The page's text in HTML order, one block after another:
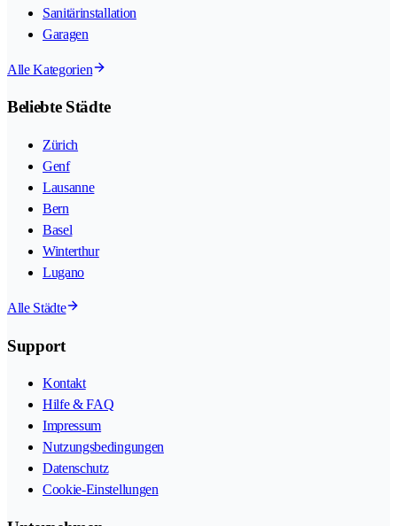
Sanitärinstallation
Garagen
Alle Kategorien
Beliebte Städte
Zürich
Genf
Lausanne
Bern
Basel
Winterthur
Lugano
Alle Städte
Support
Kontakt
Hilfe & FAQ
Impressum
Nutzungsbedingungen
Datenschutz
Cookie-Einstellungen